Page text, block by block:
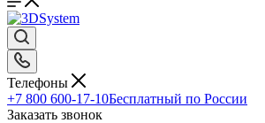
Телефоны
+7 800 600-17-10Бесплатный по России
Заказать звонок